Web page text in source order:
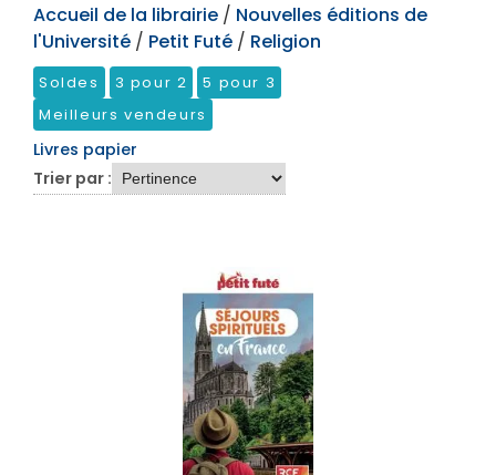
Accueil de la librairie / Nouvelles éditions de
l'Université / Petit Futé / Religion
Soldes 3 pour 2
5 pour 3
Meilleurs vendeurs
Livres papier
Trier par :